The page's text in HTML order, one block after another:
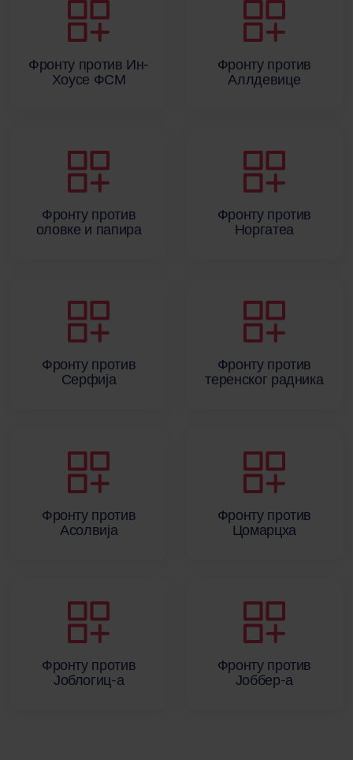
Фронту против Ин-
Хоусе ФСМ
Фронту против
Аллдевице
Фронту против
оловке и папира
Фронту против
Норгатеа
Фронту против
Серфија
Фронту против
теренског радника
Фронту против
Асолвија
Фронту против
Цомарцха
Фронту против
Јоблогиц-а
Фронту против
Јоббер-а